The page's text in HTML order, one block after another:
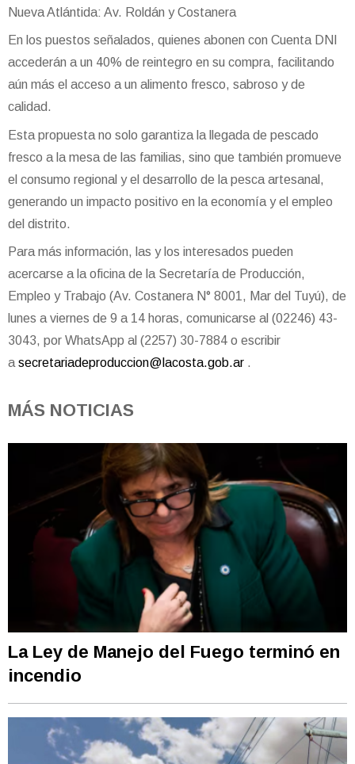
Nueva Atlántida: Av. Roldán y Costanera
En los puestos señalados, quienes abonen con Cuenta DNI
accederán a un 40% de reintegro en su compra, facilitando
aún más el acceso a un alimento fresco, sabroso y de
calidad.
Esta propuesta no solo garantiza la llegada de pescado
fresco a la mesa de las familias, sino que también promueve
el consumo regional y el desarrollo de la pesca artesanal,
generando un impacto positivo en la economía y el empleo
del distrito.
Para más información, las y los interesados pueden
acercarse a la oficina de la Secretaría de Producción,
Empleo y Trabajo (Av. Costanera N° 8001, Mar del Tuyú), de
lunes a viernes de 9 a 14 horas, comunicarse al (02246) 43-
3043, por WhatsApp al (2257) 30-7884 o escribir
a secretariadeproduccion@lacosta.gob.ar .
MÁS NOTICIAS
La Ley de Manejo del Fuego terminó en
incendio